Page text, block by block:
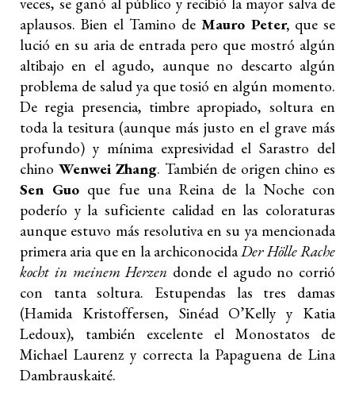
aplausos. Bien el Tamino de Mauro Peter, que se
lució en su aria de entrada pero que mostró algún
altibajo en el agudo, aunque no descarto algún
problema de salud ya que tosió en algún momento.
De regia presencia, timbre apropiado, soltura en
toda la tesitura (aunque más justo en el grave más
profundo) y mínima expresividad el Sarastro del
chino Wenwei Zhang. También de origen chino es
Sen Guo que fue una Reina de la Noche con
poderío y la suficiente calidad en las coloraturas
aunque estuvo más resolutiva en su ya mencionada
primera aria que en la archiconocidaDer Hölle Rache
kocht in meinem Herzen donde el agudo no corrió
con tanta soltura. Estupendas las tres damas
(Hamida Kristoffersen, Sinéad O’Kelly y Katia
Ledoux), también excelente el Monostatos de
Michael Laurenz y correcta la Papaguena de Lina
Dambrauskaité.